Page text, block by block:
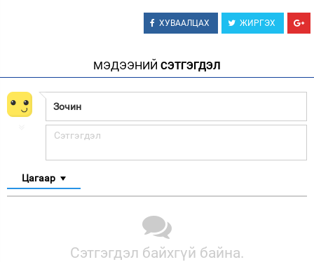
ХУВААЛЦАХ ЖИРГЭХ
МЭДЭЭНИЙ СЭТГЭГДЭЛ
Цагаар
Сэтгэгдэл байхгүй байна.